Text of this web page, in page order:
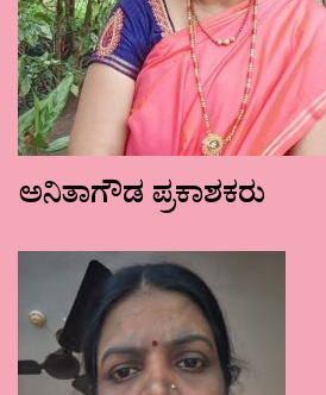
ಅನಿತಾಗೌಡ ಪ್ರಕಾಶಕರು